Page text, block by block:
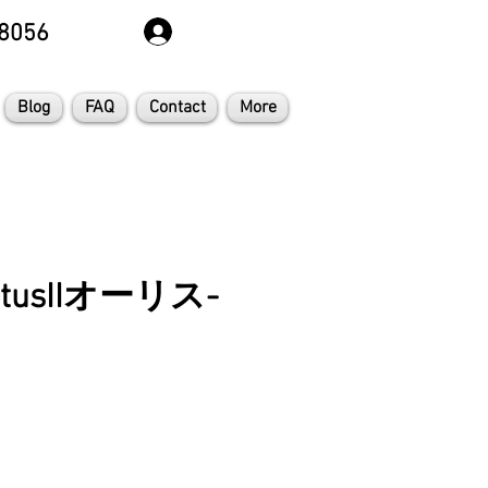
Blog FAQ Contact More
オーリス-